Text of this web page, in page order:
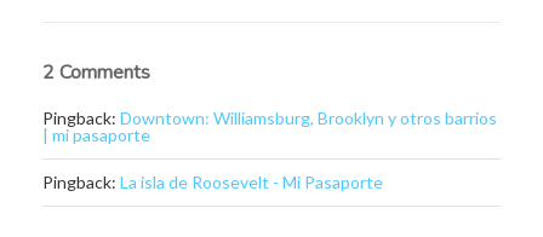
2 Comments
Pingback: Downtown: Williamsburg, Brooklyn y otros barrios
| mi pasaporte
Pingback: La isla de Roosevelt - Mi Pasaporte